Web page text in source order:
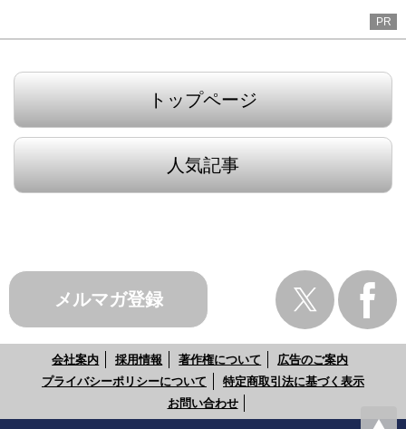
PR
トップページ
人気記事
メルマガ登録
会社案内 採用情報 著作権について
広告のご案内
プライバシーポリシーについて
特定商取引法に基づく表示
お問い合わせ